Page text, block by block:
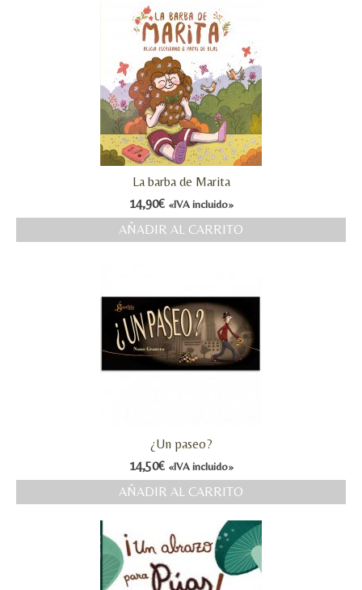
La barba de Marita
14,90€ «IVA incluido»
AÑADIR AL CARRITO
¿Un paseo?
14,50€ «IVA incluido»
AÑADIR AL CARRITO